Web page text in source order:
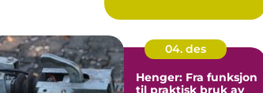
04. des
Henger: Fra funksjon
til praktisk bruk av